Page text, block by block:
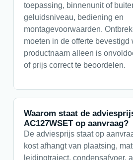
toepassing, binnenunit of
geluidsniveau, bediening en
montagevoorwaarden.
moeten in de offerte bevestigd
productnaam alleen is
of prijs correct te beoordelen.
Waarom staat de
AC127WSET op aanvraag?
De adviesprijs staat op
kost afhangt van plaatsing,
leidingtraject, condensafvoer,